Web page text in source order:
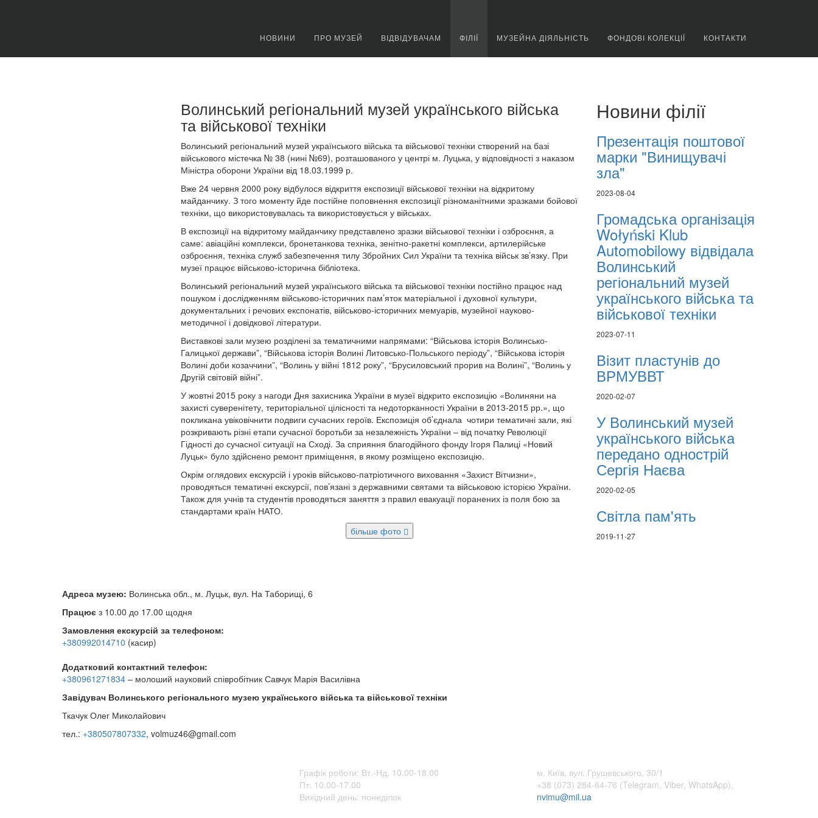
НОВИНИ ПРО МУЗЕЙ ВІДВІДУВАЧАМ ФІЛІЇ МУЗЕЙНА ДІЯЛЬНІСТЬ ФОНДОВІ КОЛЕКЦІЇ КОНТАКТИ
Волинський регіональний музей українського війська
та військової техніки
Волинський регіональний музей українського війська та військової техніки створений на базі
військового містечка № 38 (нині №69), розташованого у центрі м. Луцька, у відповідності з наказом
Міністра оборони України від 18.03.1999 р.
Вже 24 червня 2000 року відбулося відкриття експозиції військової техніки на відкритому
майданчику. З того моменту йде постійне поповнення експозиції різноманітними зразками бойової
техніки, що використовувалась та використовується у військах.
В експозиції на відкритому майданчику представлено зразки військової техніки і озброєння, а
саме: авіаційні комплекси, бронетанкова техніка, зенітно-ракетні комплекси, артилерійське
озброєння, техніка служб забезпечення тилу Збройних Сил України та техніка військ зв’язку. При
музеї працює військово-історична бібліотека.
Волинський регіональний музей українського війська та військової техніки постійно працює над
пошуком і дослідженням військово-історичних пам’яток матеріальної і духовної культури,
документальних і речових експонатів, військово-історичних мемуарів, музейної науково-
методичної і довідкової літератури.
Виставкові зали музею розділені за тематичними напрямами: “Військова історія Волинсько-
Галицької держави”, “Військова історія Волині Литовсько-Польського періоду”, “Військова історія
Волині доби козаччини”, “Волинь у війні 1812 року”, “Брусиловський прорив на Волині”, “Волинь у
Другій світовій війні”.
У жовтні 2015 року з нагоди Дня захисника України в музеї відкрито експозицію «Волиняни на
захисті суверенітету, територіальної цілісності та недоторканності України в 2013-2015 рр.», що
покликана увіковічнити подвиги сучасних героїв. Експозиція об’єднала чотири тематичні зали, які
розкривають різні етапи сучасної боротьби за незалежність України – від початку Революції
Гідності до сучасної ситуації на Сході. За сприяння благодійного фонду Ігоря Палиці «Новий
Луцьк» було здійснено ремонт приміщення, в якому розміщено експозицію.
Окрім оглядових екскурсій і уроків військово-патріотичного виховання «Захист Вітчизни»,
проводяться тематичні екскурсії, пов’язані з державними святами та військовою історією України.
Також для учнів та студентів проводяться заняття з правил евакуації поранених із поля бою за
стандартами країн НАТО.
більше фото
Новини філії
Презентація поштової
марки "Винищувачі
зла"
2023-08-04
Громадська організація
Wołyński Klub
Automobilowy відвідала
Волинський
регіональний музей
українського війська та
військової техніки
2023-07-11
Візит пластунів до
ВРМУВВТ
2020-02-07
У Волинський музей
українського війська
передано однострій
Сергія Наєва
2020-02-05
Світла пам'ять
2019-11-27
Адреса музею: Волинська обл., м. Луцьк, вул. На Таборищі, 6
Працює з 10.00 до 17.00 щодня
Замовлення екскурсій за телефоном:
+380992014710 (касир)
Додатковий контактний телефон:
+380961271834 – молоший науковий співробітник Савчук Марія Василівна
Завідувач Волинського регіонального музею українського війська та військової техніки
Ткачук Олег Миколайович
тел.: +380507807332, volmuz46@gmail.com
Графік роботи: Вт.-Нд. 10.00-18.00
Пт. 10.00-17.00
Вихідний день: понеділок
м. Київ, вул. Грушевського, 30/1
+38 (073) 284-64-76 (Telegram, Viber, WhatsApp),
nvimu@mil.ua